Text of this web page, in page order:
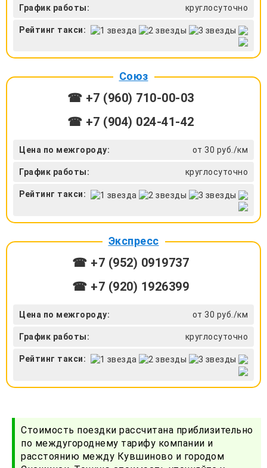
График работы: круглосуточно
Рейтинг такси:
Союз
☎ +7 (960) 710-00-03
☎ +7 (904) 024-41-42
Цена по межгороду: от 30 руб./км
График работы: круглосуточно
Рейтинг такси:
Экспресс
☎ +7 (952) 0919737
☎ +7 (920) 1926399
Цена по межгороду: от 30 руб./км
График работы: круглосуточно
Рейтинг такси:
Стоимость поездки рассчитана приблизительно
по междугороднему тарифу компании и
расстоянию между Кувшиново и городом